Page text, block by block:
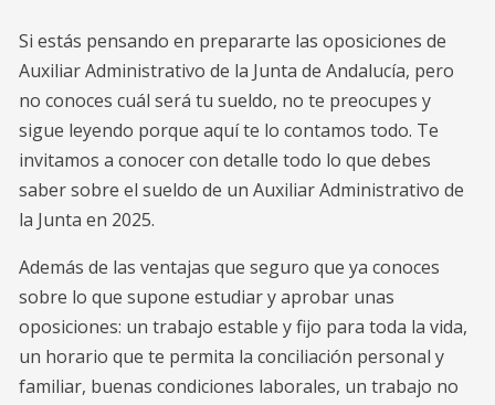
Si estás pensando en prepararte las oposiciones de
Auxiliar Administrativo de la Junta de Andalucía, pero
no conoces cuál será tu sueldo, no te preocupes y
sigue leyendo porque aquí te lo contamos todo. Te
invitamos a conocer con detalle todo lo que debes
saber sobre el sueldo de un Auxiliar Administrativo de
la Junta en 2025.
Además de las ventajas que seguro que ya conoces
sobre lo que supone estudiar y aprobar unas
oposiciones: un trabajo estable y fijo para toda la vida,
un horario que te permita la conciliación personal y
familiar, buenas condiciones laborales, un trabajo no